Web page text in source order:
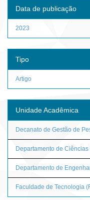
Data de publicação
2023
Tipo
Artigo
Unidade Acadêmica
Decanato de Gestão de
Departamento de Ciências
Departamento de
Faculdade de Tecnologia